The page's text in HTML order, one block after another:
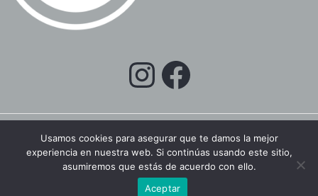
Copyright © 2026 IDMGCORP EC
Usamos cookies para asegurar que te damos la mejor
experiencia en nuestra web. Si continúas usando este sitio,
asumiremos que estás de acuerdo con ello.
Aceptar